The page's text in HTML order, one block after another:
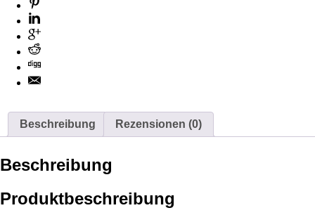
Beschreibung Rezensionen (0)
Beschreibung
Produktbeschreibung